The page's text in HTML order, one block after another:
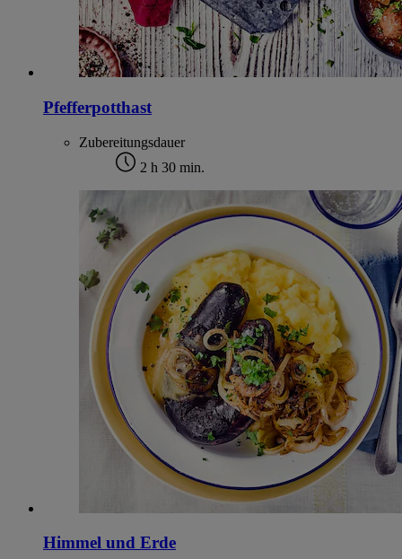
Pfefferpotthast
Zubereitungsdauer
2 h 30 min.
Himmel und Erde